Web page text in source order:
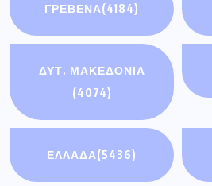
ΓΡΕΒΕΝΑ(4184)
ΔΥΤ. ΜΑΚΕΔΟΝΙΑ
(4074)
ΕΛΛΑΔΑ(5436)